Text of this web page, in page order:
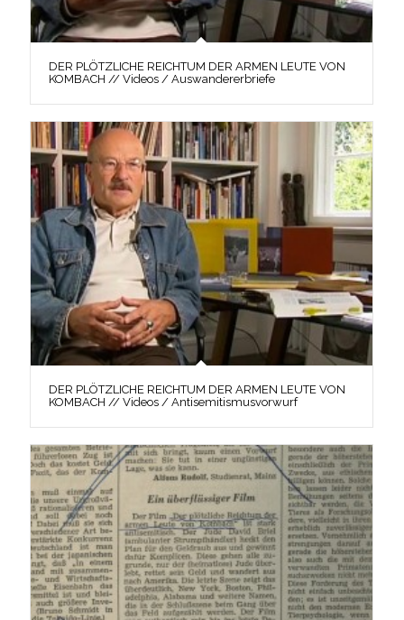
DER PLÖTZLICHE REICHTUM DER ARMEN LEUTE VON
KOMBACH // Videos / Auswandererbriefe
DER PLÖTZLICHE REICHTUM DER ARMEN LEUTE VON
KOMBACH // Videos / Antisemitismusvorwurf